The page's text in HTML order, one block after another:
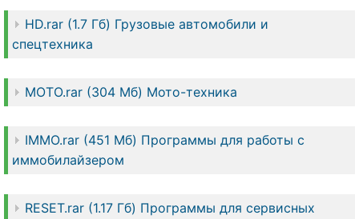
HD.rar (1.7 Гб) Грузовые автомобили и
спецтехника
MOTO.rar (304 Мб) Мото-техника
IMMO.rar (451 Мб) Программы для работы с
иммобилайзером
RESET.rar (1.17 Гб) Программы для сервисных